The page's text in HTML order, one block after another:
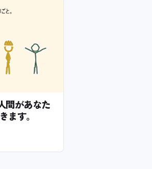
間があなた
ます。